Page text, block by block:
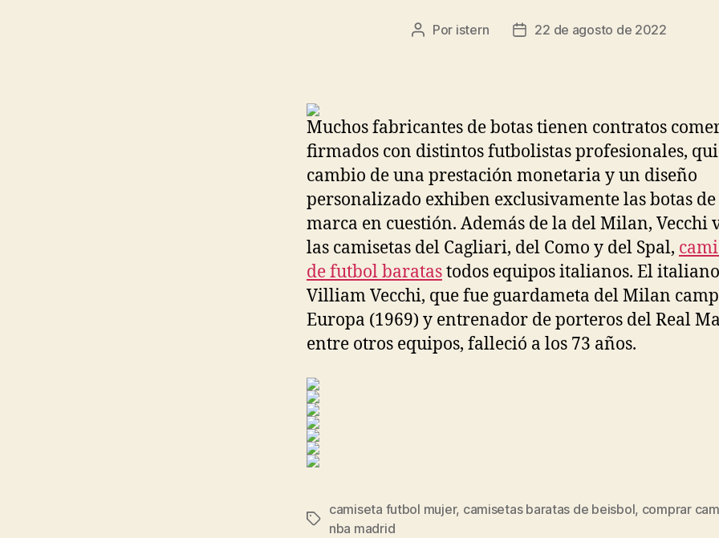
Autor
Por istern
Fecha22 de agosto de 2022
Muchos fabricantes de botas tienen contratos
firmados con distintos futbolistas profesionales,
cambio de una prestación monetaria y un diseño
personalizado exhiben exclusivamente las botas
marca en cuestión. Además de la del Milan, Vecchi
las camisetas del Cagliari, del Como y del Spal,
de futbol baratastodos equipos italianos. El italiano
Villiam Vecchi, que fue guardameta del Milan
Europa (1969) y entrenador de porteros del Real
entre otros equipos, falleció a los 73 años.
Etiquetas
camiseta futbol mujer, camisetas baratas de beisbol, comprar
nba madrid